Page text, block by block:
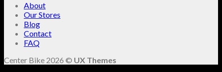
About
Our Stores
Blog
Contact
FAQ
Center Bike 2026 © UX Themes